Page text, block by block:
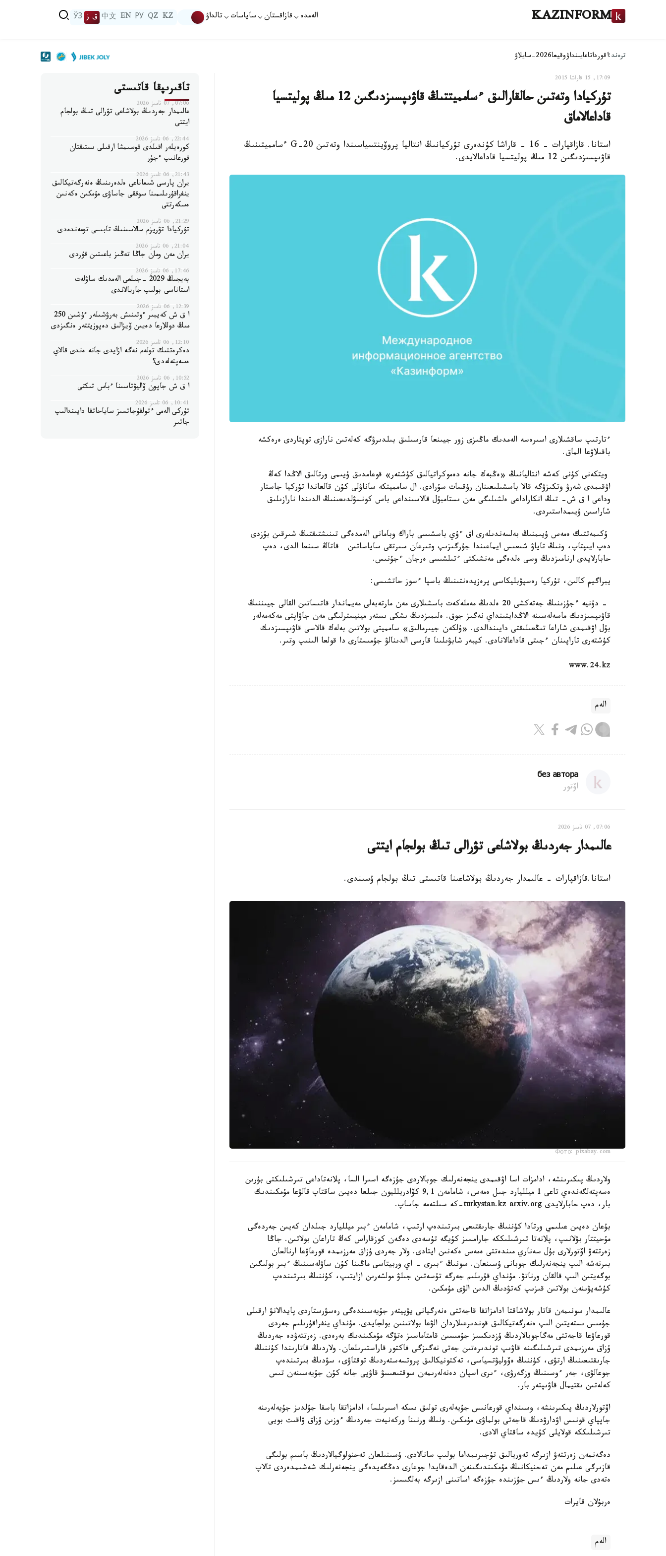
KAZINFORM الەمدە قازاقستان ساياسات تالداۋ KZ
QZ
РУ
EN
中文 ق ز ЎЗ
ترەند:اقورداتاعايىنداۋوقيعا2026-سايلاۋ
17:09, 15 قاراشا 2015
تۇركيادا وتەتىن حالقارالىق ءسامميتتىڭ قاۋىپسىزدىگىن 12 مىڭ پوليتسيا
قاداعالاماق
استانا. قازاقپارات - 16 - قاراشا كۇندەرى تۇركيانىڭ انتاليا پروۆينتسياسىندا وتەتىن G-20 ءسامميتىنىڭ
قاۋىپسىزدىگىن 12 مىڭ پوليتسيا قاداعالايدى.
ءتارتىپ ساقشىلارى اسىرەسە الەمدىك ماڭىزى زور جيىنعا قارسىلىق بىلدىرۋگە كەلەتىن نارازى توپتاردى ەرەكشە
باقىلاۋعا الماق.
ويتكەنى كۇنى كەشە انتاليانىڭ «ەڭبەك جانە دەموكراتيالىق كۇشتەر» قوعامدىق ۇيىمى ورتالىق الاڭدا كەڭ
اۋقىمدى شەرۋ وتكىزۋگە قالا باسشىلىعىنان رۇقسات سۇرادى. ال سامميتكە ساناۋلى كۇن قالعاندا تۇركيا جاستار
وداعى ا ق ش- تىڭ انكاراداعى ەلشىلىگى مەن ىستامبۇل قالاسىنداعى باس كونسۋلدىعىنىڭ الدىندا نارازىلىق
شاراسىن ۇيىمداستىردى.
ۇكىمەتتىك ەمەس ۇيىمنىڭ بەلسەندىلەرى اق ءۇي باسشىسى باراك وبامانى الەمدەگى تىنىشتىقتىڭ شىرقىن بۇزدى
دەپ ايىپتاپ، ونىڭ تاياۋ شىعىس ايماعىندا جۇرگىزىپ وتىرعان سىرتقى ساياساتىن قاتاڭ سىنعا الدى، دەپ
حابارلايدى ارنامىزدىڭ وسى ەلدەگى مەنشىكتى ءتىلشىسى ەرجان ءجۇنىس.
يبراگيم كالىن، تۇركيا رەسپۋبليكاسى پرەزيدەنتىنىڭ باسپا ءسوز حاتشىسى:
- دۇنيە ءجۇزىنىڭ جەتەكشى 20 ەلدىڭ مەملەكەت باسشىلارى مەن مارتەبەلى مەيماندار قاتىساتىن القالى جيىننىڭ
قاۋىپسىزدىك ماسەلەسىنە الاڭدايتىنداي نەگىز جوق. ەلىمىزدىڭ ىشكى ىستەر مينيسترلىگى مەن جاۋاپتى مەكەمەلەر
بۇل اۋقىمدى شاراعا تىڭعىلىقتى دايىندالدى. «ۇلكەن جيىرمالىق» سامميتى بولاتىن بەلەك قالاسى قاۋىپسىزدىك
كۇشتەرى تاراپىنان ءجىتى قاداعالانادى. كيبەر شابۋىلىنا قارسى الدىنالۋ جۇمىستارى دا قولعا الىنىپ وتىر.
www.24.kz
الەم
без автора
اۆتور
07:06, 07 تامىز 2026
عالىمدار جەردىڭ بولاشاعى تۋرالى تىڭ بولجام ايتتى
استانا.قازاقپارات - عالىمدار جەردىڭ بولاشاعىنا قاتىستى تىڭ بولجام ۇسىندى.
Фото: pixabay.com
ولاردىڭ پىكىرىنشە، ادامزات اسا اۋقىمدى ينجەنەرلىك جوبالاردى جۇزەگە اسىرا السا، پلانەتاداعى تىرشىلىكتى بۇرىن
ەسەپتەلگەندەي تاعى 1 ميلليارد جىل ەمەس، شامامەن 9,1 كۆادريلليون جىلعا دەيىن ساقتاپ قالۋعا مۇمكىندىك
بار، دەپ حابارلايدى turkystan.kz arxiv.org-كە سىلتەمە جاساپ.
بۇعان دەيىن عىلىمي ورتادا كۇننىڭ جارىقتىعى بىرتىندەپ ارتىپ، شامامەن ءبىر ميلليارد جىلدان كەيىن جەردەگى
مۇحيتتار بۋلانىپ، پلانەتا تىرشىلىككە جارامسىز كۇيگە تۇسەدى دەگەن كوزقاراس كەڭ تاراعان بولاتىن. جاڭا
زەرتتەۋ اۆتورلارى بۇل سەناري مىندەتتى ەمەس ەكەنىن ايتادى. ولار جەردى ۇزاق مەرزىمدە قورعاۋعا ارنالعان
بىرنەشە الىپ ينجەنەرلىك جوبانى ۇسىنعان. سونىڭ ءبىرى - اي وربيتاسى ماڭىنا كۇن ساۋلەسىنىڭ ءبىر بولىگىن
بوگەيتىن الىپ قالقان ورناتۋ. مۇنداي قۇرىلىم جەرگە تۇسەتىن جىلۋ مولشەرىن ازايتىپ، كۇننىڭ بىرتىندەپ
كۇشەيۋىنەن بولاتىن قىزىپ كەتۋدىڭ الدىن الۋى مۇمكىن.
عالىمدار سونىمەن قاتار بولاشاقتا ادامزاتقا قاجەتتى ەنەرگيانى يۋپيتەر جۇيەسىندەگى رەسۋرستاردى پايدالانۋ ارقىلى
جۇمىس ىستەيتىن الىپ ەنەرگەتيكالىق قوندىرعىلاردان الۋعا بولاتىنىن بولجايدى. مۇنداي ينفراقۇرىلىم جەردى
قورعاۋعا قاجەتتى مەگاجوبالاردىڭ ۇزدىكسىز جۇمىسىن قامتاماسىز ەتۋگە مۇمكىندىك بەرەدى. زەرتتەۋدە جەردىڭ
ۇزاق مەرزىمدى تىرشىلىگىنە قاۋىپ توندىرەتىن جەتى نەگىزگى فاكتور قاراستىرىلعان. ولاردىڭ قاتارىندا كۇننىڭ
جارىقتىعىنىڭ ارتۋى، كۇننىڭ ەۆوليۋتسياسى، تەكتونيكالىق پروتسەستەردىڭ توقتاۋى، سۋدىڭ بىرتىندەپ
جوعالۋى، جەر ءوسىنىڭ وزگەرۋى، ءىرى اسپان دەنەلەرىمەن سوقتىعىسۋ قاۋپى جانە كۇن جۇيەسىنەن تىس
كەلەتىن ىقتيمال قاۋىپتەر بار.
اۆتورلاردىڭ پىكىرىنشە، وسىنداي قورعانىس جۇيەلەرى تولىق ىسكە اسىرىلسا، ادامزاتقا باسقا جۇلدىز جۇيەلەرىنە
جاپپاي قونىس اۋدارۋدىڭ قاجەتى بولماۋى مۇمكىن. ونىڭ ورنىنا وركەنيەت جەردىڭ ءوزىن ۇزاق ۋاقىت بويى
تىرشىلىككە قولايلى كۇيدە ساقتاي الادى.
دەگەنمەن زەرتتەۋ ازىرگە تەوريالىق تۇجىرىمداما بولىپ سانالادى. ۇسىنىلعان تەحنولوگيالاردىڭ باسىم بولىگى
قازىرگى عىلىم مەن تەحنيكانىڭ مۇمكىندىگىنەن الدەقايدا جوعارى دەڭگەيدەگى ينجەنەرلىك شەشىمدەردى تالاپ
ەتەدى جانە ولاردىڭ ءىس جۇزىندە جۇزەگە اساتىنى ازىرگە بەلگىسىز.
ەربۇلان قايرات
الەم
تاقىرىپقا قاتىستى
07:06, 07 تامىز 2026
عالىمدار جەردىڭ بولاشاعى تۋرالى تىڭ بولجام
ايتتى
22:44, 06 تامىز 2026
كورەيلەر اقىلدى قوسىمشا ارقىلى ىستىقتان
قورعانىپ ءجۇر
21:43, 06 تامىز 2026
يران پارسى شىعاناعى ەلدەرىنىڭ ەنەرگەتيكالىق
ينفراقۇرىلىمىنا سوققى جاساۋى مۇمكىن ەكەنىن
ەسكەرتتى
21:29, 06 تامىز 2026
تۇركيادا تۋريزم سالاسىنىڭ تابىسى تومەندەدى
21:04, 06 تامىز 2026
يران مەن ومان جاڭا تەڭىز باعىتىن قۇردى
17:46, 06 تامىز 2026
بەيجىڭ 2029 -جىلعى الەمدىك ساۋلەت
استاناسى بولىپ جاريالاندى
12:39, 06 تامىز 2026
ا ق ش كەيبىر ءوتىنىش بەرۋشىلەر ءۇشىن 250
مىڭ دوللارعا دەيىن ۆيزالىق دەپوزيتتەر ەنگىزدى
12:10, 06 تامىز 2026
دەكرەتتىك تولەم نەگە ازايدى جانە ەندى قالاي
ەسەپتەلەدى؟
10:52, 06 تامىز 2026
ا ق ش جاپون ۆاليۋتاسىنا ءباس تىكتى
10:41, 06 تامىز 2026
تۇركى الەمى ءتولقۇجاتسىز ساياحاتقا دايىندالىپ
جاتىر